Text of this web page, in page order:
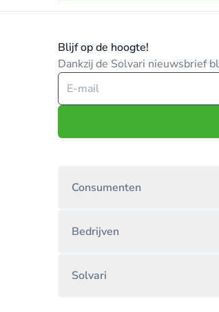
Blijf op de hoogte!
Dankzij de Solvari nieuwsbrief
Consumenten
Bedrijven
Solvari